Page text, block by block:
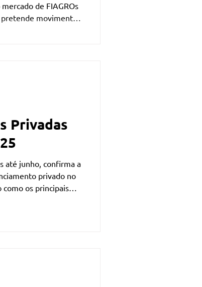
de FIAGROs
movimentar
Privadas
até junho, confirma a
privado no
como os principais